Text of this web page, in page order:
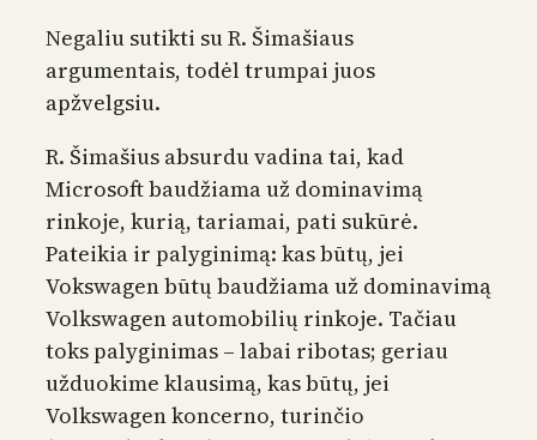
Negaliu sutikti su R. Šimašiaus
argumentais, todėl trumpai juos
apžvelgsiu.
R. Šimašius absurdu vadina tai, kad
Microsoft baudžiama už dominavimą
rinkoje, kurią, tariamai, pati sukūrė.
Pateikia ir palyginimą: kas būtų, jei
Vokswagen būtų baudžiama už dominavimą
Volkswagen automobilių rinkoje. Tačiau
toks palyginimas – labai ribotas; geriau
užduokime klausimą, kas būtų, jei
Volkswagen koncerno, turinčio